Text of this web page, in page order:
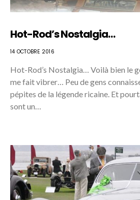
Hot-Rod’s Nostalgia…
14 OCTOBRE 2016
Hot-Rod’s Nostalgia… Voilà bien le
me fait vibrer… Peu de gens
pépites de la légende ricaine. Et
sont un…